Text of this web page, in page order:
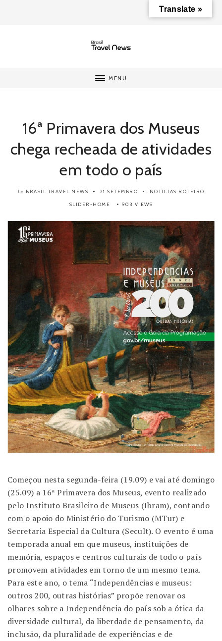
MENU
16ª Primavera dos Museus
chega recheada de atividades
em todo o país
by BRASIL TRAVEL NEWS 21 SETEMBRO NOTÍCIAS ROTEIRO
SLIDER-HOME
903 VIEWS
Começou nesta segunda-feira (19.09) e vai até domingo
(25.09) a 16ª Primavera dos Museus, evento realizado
pelo Instituto Brasileiro de Museus (Ibram), contando
com o apoio do Ministério do Turismo (MTur) e
Secretaria Especial da Cultura (Secult). O evento é uma
temporada anual em que museus, instituições de
memória, espaços e centros culturais de todo o país
promovem atividades em torno de um mesmo tema.
Para este ano, o tema “Independências e museus:
outros 200, outras histórias” propõe renovar os
olhares sobre a Independência do país sob a ótica da
diversidade cultural, da liberdade de pensamento, da
inclusão, da pluralidade de experiências e de
Translate »